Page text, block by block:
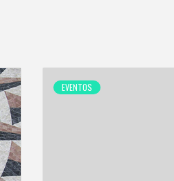
EVENTOS